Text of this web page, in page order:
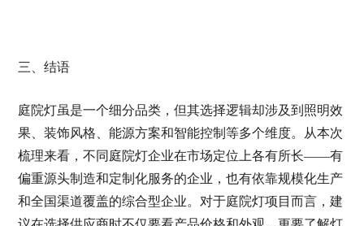
三、结语
庭院灯虽是一个细分品类，但其选择逻辑却涉及到照明效
果、装饰风格、能源方案和智能控制等多个维度。从本次
梳理来看，不同庭院灯企业在市场定位上各有所长——有
偏重源头制造和定制化服务的企业，也有依靠规模化生产
和全国渠道覆盖的综合型企业。对于庭院灯项目而言，建